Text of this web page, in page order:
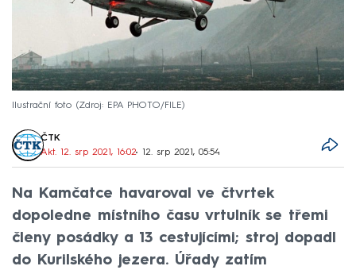
Ilustrační foto Zdroj: EPA PHOTO/FILE
ČTK
Akt. 12. srp 2021, 16:02• 12. srp 2021, 05:54
Na Kamčatce havaroval ve čtvrtek
dopoledne místního času vrtulník se třemi
členy posádky a 13 cestujícími; stroj dopadl
do Kurilského jezera. Úřady zatím